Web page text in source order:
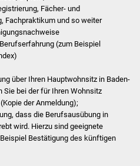
Hallenbad
Stadtbücherei
Zehntscheuer
Bürgerhaus
Fächer- und
Fachpraktikum und so weiter
(zum Beispiel
über Ihren Hauptwohnsitz in Baden-
Sie bei der für Ihren Wohnsitz
der Anmeldung);
dass die Berufsausübung in
wird. Hierzu sind geeignete
Bestätigung des künftigen